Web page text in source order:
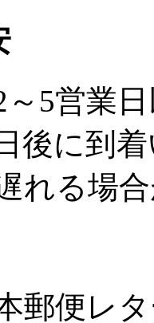
5営業
後に到
れる場
郵便レ